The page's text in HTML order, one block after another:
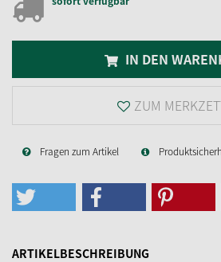
IN DEN
ZUM
Fragen zum Artikel
ARTIKELBESCHREIBUNG